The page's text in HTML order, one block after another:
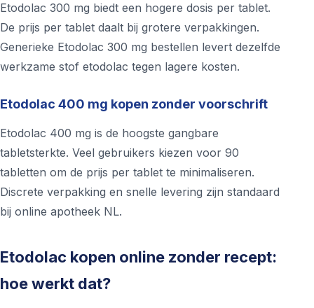
Etodolac 300 mg biedt een hogere dosis per tablet.
De prijs per tablet daalt bij grotere verpakkingen.
Generieke Etodolac 300 mg bestellen levert dezelfde
werkzame stof etodolac tegen lagere kosten.
Etodolac 400 mg kopen zonder voorschrift
Etodolac 400 mg is de hoogste gangbare
tabletsterkte. Veel gebruikers kiezen voor 90
tabletten om de prijs per tablet te minimaliseren.
Discrete verpakking en snelle levering zijn standaard
bij online apotheek NL.
Etodolac kopen online zonder recept:
hoe werkt dat?